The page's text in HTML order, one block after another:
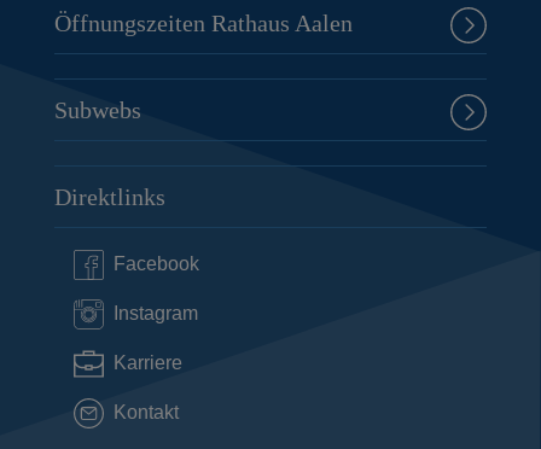
Öffnungszeiten Rathaus Aalen
Subwebs
Direktlinks
Facebook
Instagram
Karriere
Kontakt